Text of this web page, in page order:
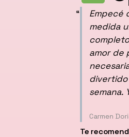
Empecé
medida
amor de
divertido
semana.
Carmen
Te